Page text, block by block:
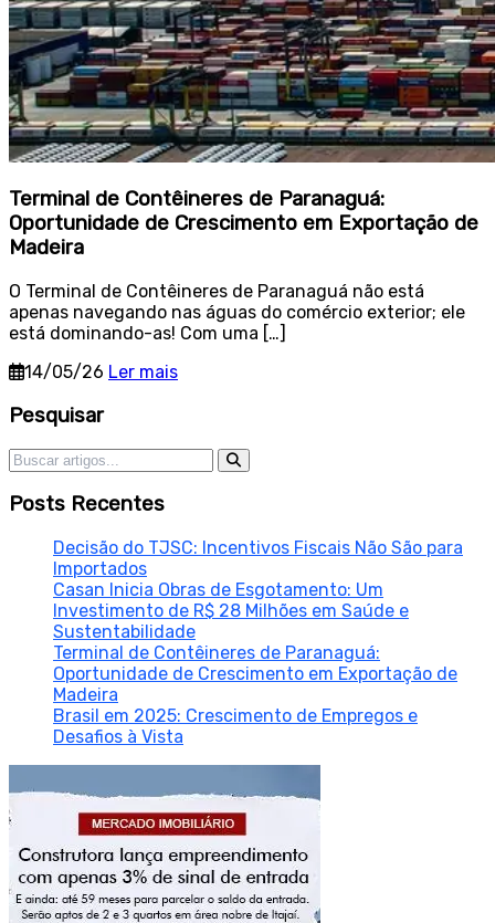
Terminal de Contêineres de Paranaguá:
Oportunidade de Crescimento em Exportação de
Madeira
O Terminal de Contêineres de Paranaguá não está
apenas navegando nas águas do comércio exterior; ele
está dominando-as! Com uma […]
14/05/26 Ler mais
Sidebar
Pesquisar
Pesquisar por:
Posts Recentes
Decisão do TJSC: Incentivos Fiscais Não São para
Importados
Casan Inicia Obras de Esgotamento: Um
Investimento de R$ 28 Milhões em Saúde e
Sustentabilidade
Terminal de Contêineres de Paranaguá:
Oportunidade de Crescimento em Exportação de
Madeira
Brasil em 2025: Crescimento de Empregos e
Desafios à Vista